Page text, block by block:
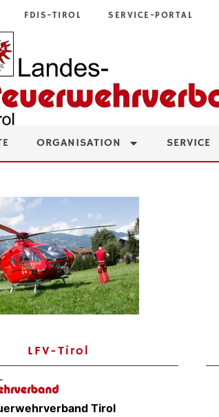
FDIS-TIROL SERVICE-PORTAL
ORGANISATION SERVICE
LFV-Tirol
Tirol